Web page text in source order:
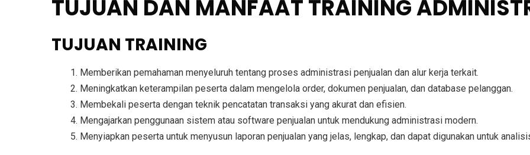
TUJUAN DAN MANFAAT TRAINING
TUJUAN TRAINING
Memberikan pemahaman menyeluruh tentang proses administrasi penjualan dan alur kerja terkait.
Meningkatkan keterampilan peserta dalam mengelola order, dokumen penjualan, dan database pelanggan.
Membekali peserta dengan teknik pencatatan transaksi yang akurat dan efisien.
Mengajarkan penggunaan sistem atau software penjualan untuk mendukung administrasi modern.
Menyiapkan peserta untuk menyusun laporan penjualan yang jelas, lengkap, dan dapat digunakan untuk